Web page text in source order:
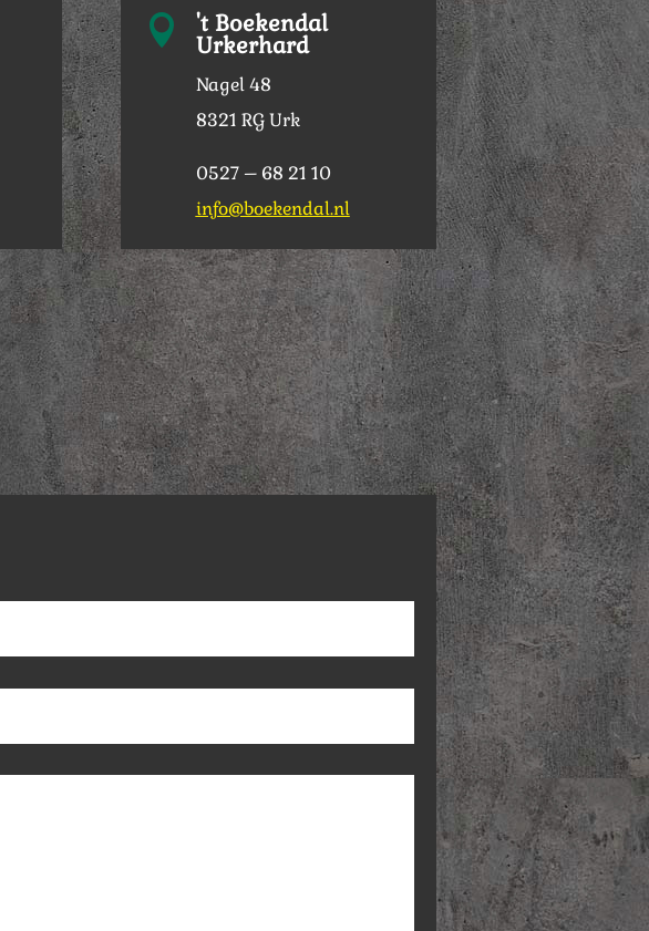
 't Boekendal
Urkerhard
Nagel 48
8321 RG Urk
0527 – 68 21 10
info@boekendal.nl